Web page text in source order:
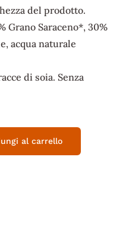
del prodotto.
Grano Saraceno*, 30%
acqua naturale
di soia. Senza
al carrello